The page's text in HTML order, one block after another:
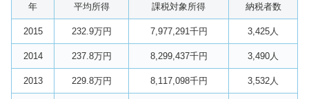
年 平均所得 課税対象所得 納税者数
2015 232.9万円 7,977,291千円 3,425人
2014 237.8万円 8,299,437千円 3,490人
2013 229.8万円 8,117,098千円 3,532人